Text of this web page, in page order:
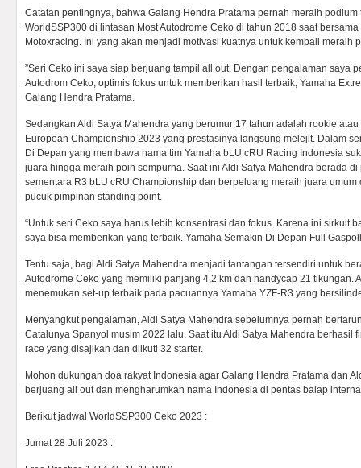
Catatan pentingnya, bahwa Galang Hendra Pratama pernah meraih podium
WorldSSP300 di lintasan Most Autodrome Ceko di tahun 2018 saat
Motoxracing. Ini yang akan menjadi motivasi kuatnya untuk kembali meraih
”Seri Ceko ini saya siap berjuang tampil all out. Dengan pengalaman saya
Autodrom Ceko, optimis fokus untuk memberikan hasil terbaik, Yamaha
Galang Hendra Pratama.
Sedangkan Aldi Satya Mahendra yang berumur 17 tahun adalah rookie
European Championship 2023 yang prestasinya langsung melejit. Dalam
Di Depan yang membawa nama tim Yamaha bLU cRU Racing Indonesia
juara hingga meraih poin sempurna. Saat ini Aldi Satya Mahendra berada
sementara R3 bLU cRU Championship dan berpeluang meraih juara
pucuk pimpinan standing point.
“Untuk seri Ceko saya harus lebih konsentrasi dan fokus. Karena ini sirkuit
saya bisa memberikan yang terbaik. Yamaha Semakin Di Depan Full
Tentu saja, bagi Aldi Satya Mahendra menjadi tantangan tersendiri untuk
Autodrome Ceko yang memiliki panjang 4,2 km dan handycap 21 tikungan.
menemukan set-up terbaik pada pacuannya Yamaha YZF-R3 yang
Menyangkut pengalaman, Aldi Satya Mahendra sebelumnya pernah
Catalunya Spanyol musim 2022 lalu. Saat itu Aldi Satya Mahendra berhasil
race yang disajikan dan diikuti 32 starter.
Mohon dukungan doa rakyat Indonesia agar Galang Hendra Pratama dan
berjuang all out dan mengharumkan nama Indonesia di pentas balap
Berikut jadwal WorldSSP300 Ceko 2023 :
Jumat 28 Juli 2023 :